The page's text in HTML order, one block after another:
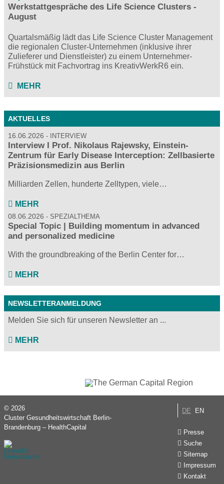
Werkstattgespräche des Life Science Clusters -
August
Quartalsmäßig lädt das Life Science Cluster Management
die regionalen Cluster-Unternehmen (inklusive ihrer
Zulieferer und Dienstleister) zu einem Unternehmer-
Frühstück mit Fachvortrag ins KreativWerkR6 ein.
MEHR
AKTUELLES
16.06.2026 INTERVIEW
Interview I Prof. Nikolaus Rajewsky, Einstein-
Zentrum für Early Disease Interception: Zellbasierte
Präzisionsmedizin aus Berlin
Milliarden Zellen, hunderte Zelltypen, viele…
MEHR
08.06.2026 SPEZIALTHEMA
Special Topic | Building momentum in advanced
and personalized medicine
With the groundbreaking of the Berlin Center for…
MEHR
NEWSLETTERANMELDUNG
Melden Sie sich für unseren Newsletter an ...
MEHR
DE EN
Presse
Suche
Sitemap
Impressum
Kontakt
© 2026
Cluster Gesundheitswirtschaft Berlin-
Brandenburg – HealthCapital